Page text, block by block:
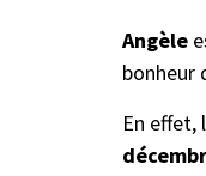
Angèle
bonheur
En effet,